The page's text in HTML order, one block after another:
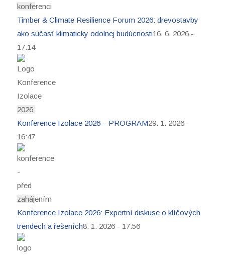
Timber & Climate Resilience Forum 2026: drevostavby
ako súčasť klimaticky odolnej budúcnosti16. 6. 2026 -
17:14
Konference Izolace 2026 – PROGRAM29. 1. 2026 -
16:47
Konference Izolace 2026: Expertní diskuse o klíčových
trendech a řešeních8. 1. 2026 - 17:56